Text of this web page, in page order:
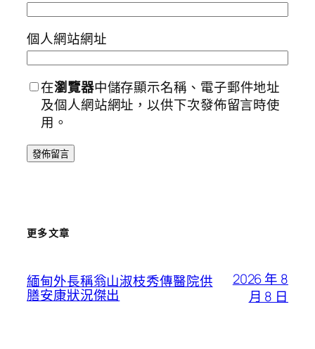
個人網站網址
在瀏覽器中儲存顯示名稱、電子郵件地址
及個人網站網址，以供下次發佈留言時使
用。
更多文章
緬甸外長稱翁山淑枝秀傳醫院供
膳安康狀況傑出
2026 年 8
月 8 日